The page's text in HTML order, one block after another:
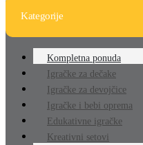
Kategorije
Kompletna ponuda
Igračke za dečake
Igračke za devojčice
Igračke i bebi oprema
Edukativne igračke
Kreativni setovi